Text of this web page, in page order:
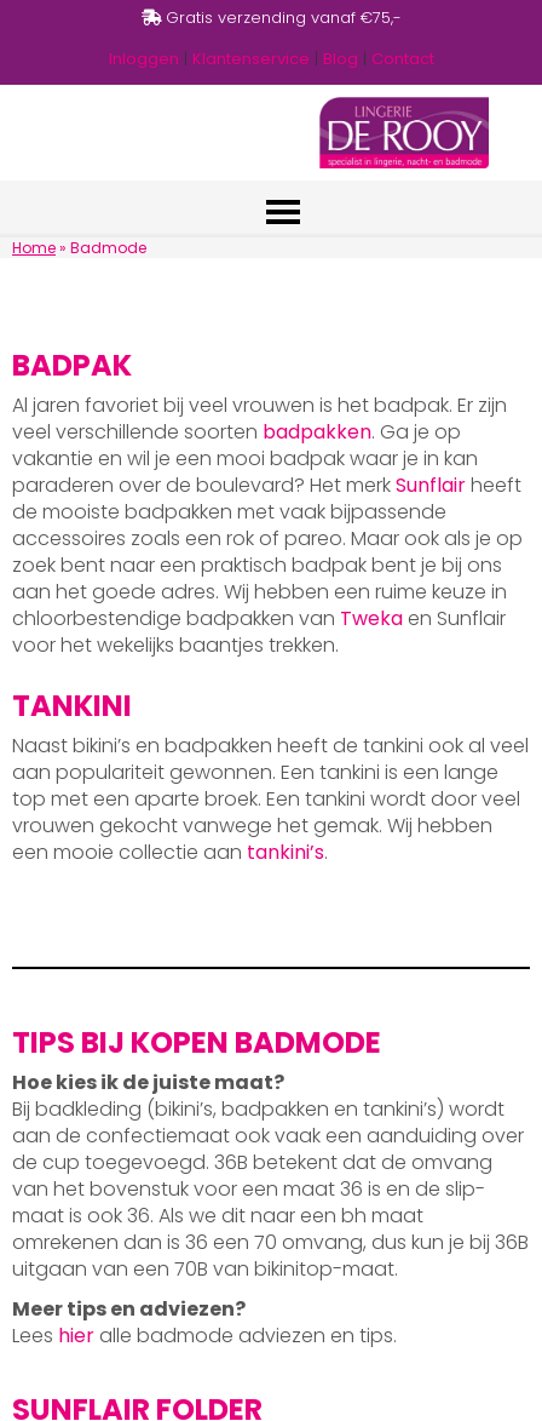
Gratis verzending vanaf €75,-
Inloggen | Klantenservice | Blog | Contact
Home» Badmode
BADPAK
Al jaren favoriet bij veel vrouwen is het badpak. Er zijn
veel verschillende soorten badpakken. Ga je op
vakantie en wil je een mooi badpak waar je in kan
paraderen over de boulevard? Het merkSunflairheeft
de mooiste badpakken met vaak bijpassende
accessoires zoals een rok of pareo. Maar ook als je op
zoek bent naar een praktisch badpak bent je bij ons
aan het goede adres. Wij hebben een ruime keuze in
chloorbestendige badpakken van Tweka en Sunflair
voor het wekelijks baantjes trekken.
TANKINI
Naast bikini’s en badpakken heeft de tankini ook al veel
aan populariteit gewonnen. Een tankini is een lange
top met een aparte broek. Een tankini wordt door veel
vrouwen gekocht vanwege het gemak. Wij hebben
een mooie collectie aan tankini’s.
TIPS BIJ KOPEN BADMODE
Hoe kies ik de juiste maat?
Bij badkleding (bikini’s, badpakken en tankini’s) wordt
aan de confectiemaat ook vaak een aanduiding over
de cup toegevoegd. 36B betekent dat de omvang
van het bovenstuk voor een maat 36 is en de slip-
maat is ook 36. Als we dit naar een bh maat
omrekenen dan is 36 een 70 omvang, dus kun je bij 36B
uitgaan van een 70B van bikinitop-maat.
Meer tips en adviezen?
Lees hier alle badmode adviezen en tips.
SUNFLAIR FOLDER